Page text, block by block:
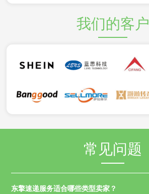
我们的客户
常见问题
东擎速递服务适合哪些类型卖家？